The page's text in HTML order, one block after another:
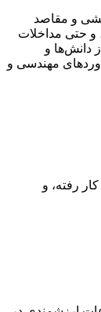
و مقاصد
و حتی مداخلات
دانش‌ها و
مهندسی و
رفته، و